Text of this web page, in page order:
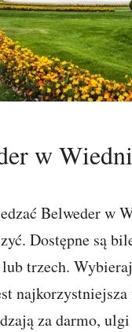
w
Belweder w
Dostępne są
trzech.
za darmo,